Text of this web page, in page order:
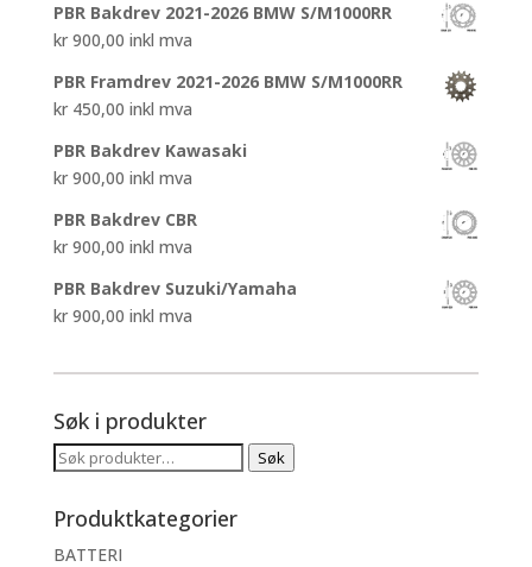
PBR Bakdrev 2021-2026 BMW S/M1000RR
kr900,00 inkl mva
PBR Framdrev 2021-2026 BMW S/M1000RR
kr450,00 inkl mva
PBR Bakdrev Kawasaki
kr900,00 inkl mva
PBR Bakdrev CBR
kr900,00 inkl mva
PBR Bakdrev Suzuki/Yamaha
kr900,00 inkl mva
Søk i produkter
Søk
Søk
Produktkategorier
BATTERI